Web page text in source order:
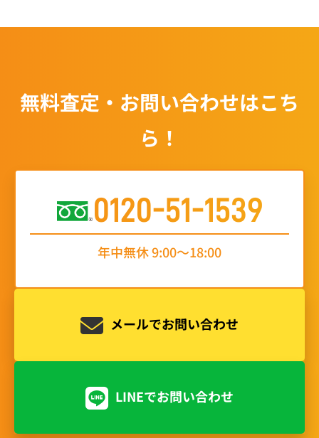
無料査定・お問い合わせはこち
ら！
0120-51-1539
年中無休 9:00〜18:00
メールでお問い合わせ
LINEでお問い合わせ